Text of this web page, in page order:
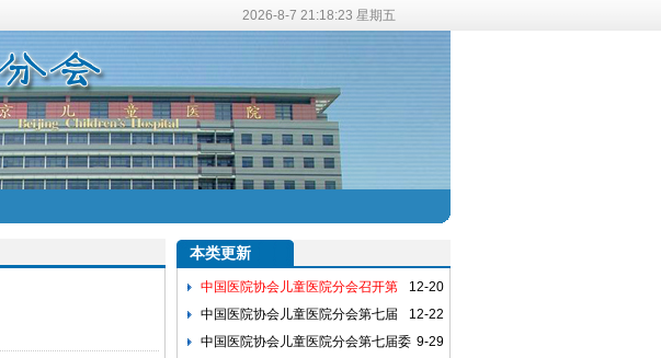
2026-8-7 21:18:24 星期五
本类更新
12-20
中国医院协会儿童医院分会召开第
八届委员会换届大会
12-22
中国医院协会儿童医院分会第七届
委员会第三次常务委员会议暨第三次全体
9-29
中国医院协会儿童医院分会第七届委